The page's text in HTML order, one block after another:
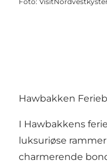
Hawbakken
I Hawbakkens
luksuriøse
charmerende